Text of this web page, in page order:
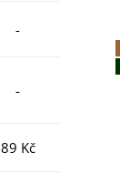
-
-
89 Kč